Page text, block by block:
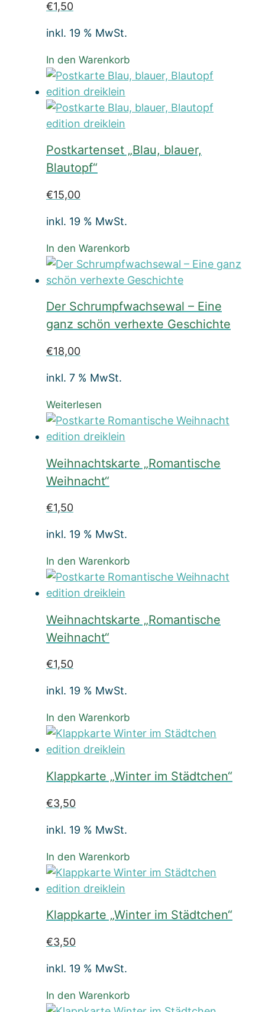
€1,50
inkl. 19 % MwSt.
In den Warenkorb
Postkartenset „Blau, blauer,
Blautopf“
€15,00
inkl. 19 % MwSt.
In den Warenkorb
Der Schrumpfwachsewal – Eine
ganz schön verhexte Geschichte
€18,00
inkl. 7 % MwSt.
Weiterlesen
Weihnachtskarte „Romantische
Weihnacht“
€1,50
inkl. 19 % MwSt.
In den Warenkorb
Weihnachtskarte „Romantische
Weihnacht“
€1,50
inkl. 19 % MwSt.
In den Warenkorb
Klappkarte „Winter im Städtchen“
€3,50
inkl. 19 % MwSt.
In den Warenkorb
Klappkarte „Winter im Städtchen“
€3,50
inkl. 19 % MwSt.
In den Warenkorb